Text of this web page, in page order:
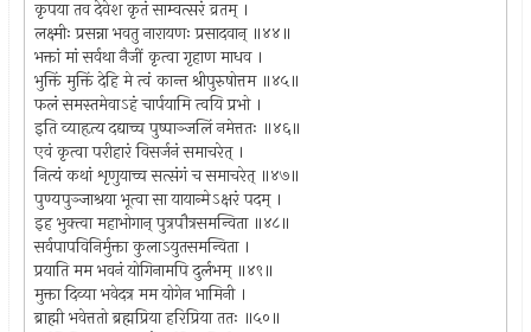
कृपया तव देवेश कृतं साम्वत्सरं व्रतम् ।
लक्ष्मीः प्रसन्ना भवतु नारायणः प्रसादवान् ॥४४॥
भक्तां मां सर्वथा नैजीं कृत्वा गृहाण माधव ।
भुक्तिं मुक्तिं देहि मे त्वं कान्त श्रीपुरुषोत्तम ॥४५॥
फलं समस्तमेवाऽहं चार्पयामि त्वयि प्रभो ।
इति व्याहृत्य दद्याच्च पुष्पाञ्जलिं नमेत्ततः ॥४६॥
एवं कृत्वा परीहारं विसर्जनं समाचरेत् ।
नित्यं कथां शृणुयाच्च सत्संगं च समाचरेत् ॥४७॥
पुण्यपुञ्जाश्रया भूत्वा सा यायान्मेऽक्षरं पदम् ।
इह भुक्त्वा महाभोगान् पुत्रपौत्रसमन्विता ॥४८॥
सर्वपापविनिर्मुक्ता कुलाऽयुतसमन्विता ।
प्रयाति मम भवनं योगिनामपि दुर्लभम् ॥४९॥
मुक्ता दिव्या भवेदत्र मम योगेन भामिनी ।
ब्राह्मी भवेत्ततो ब्रह्मप्रिया हरिप्रिया ततः ॥५०॥